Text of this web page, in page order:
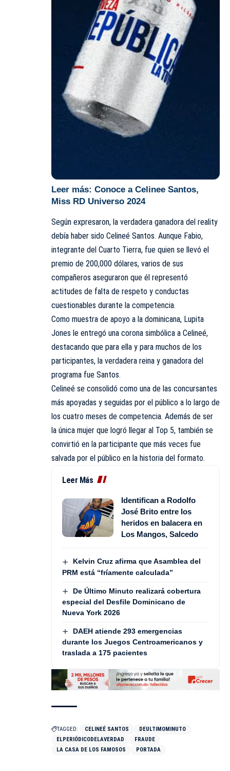
Leer más: Conoce a Celinee Santos,
Miss RD Universo 2024
Según expresaron, la verdadera ganadora del reality
debía haber sido Celineé Santos. Aunque Fabio,
integrante del Cuarto Tierra, fue quien se llevó el
premio de 200,000 dólares, varios de sus
compañeros aseguraron que él representó
actitudes de falta de respeto y conductas
cuestionables durante la competencia.
Como muestra de apoyo a la dominicana, Lupita
Jones le entregó una corona simbólica a Celineé,
destacando que para ella y para muchos de los
participantes, la verdadera reina y ganadora del
programa fue Santos.
Celineé se consolidó como una de las concursantes
más apoyadas y seguidas por el público a lo largo de
los cuatro meses de competencia. Además de ser
la única mujer que logró llegar al Top 5, también se
convirtió en la participante que más veces fue
salvada por el público en la historia del formato.
Leer Más
Identifican a Rodolfo
José Brito entre los
heridos en balacera en
Los Mangos, Salcedo
Kelvin Cruz afirma que Asamblea del
PRM está “fríamente calculada”
De Último Minuto realizará cobertura
especial del Desfile Dominicano de
Nueva York 2026
DAEH atiende 293 emergencias
durante los Juegos Centroamericanos y
traslada a 175 pacientes
TAGGED: CELINEÉ SANTOS
DEULTIMOMINUTO
ELPERIÓDICODELAVERDAD
FRAUDE
LA CASA DE LOS FAMOSOS
PORTADA